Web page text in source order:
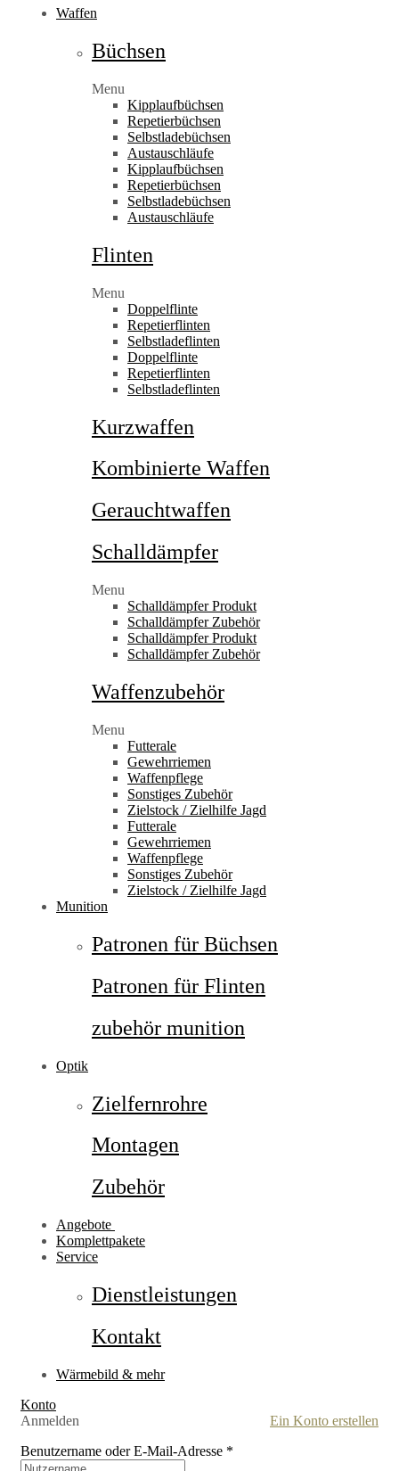
Waffen
Büchsen
Menu
Kipplaufbüchsen
Repetierbüchsen
Selbstladebüchsen
Austauschläufe
Kipplaufbüchsen
Repetierbüchsen
Selbstladebüchsen
Austauschläufe
Flinten
Menu
Doppelflinte
Repetierflinten
Selbstladeflinten
Doppelflinte
Repetierflinten
Selbstladeflinten
Kurzwaffen
Kombinierte Waffen
Gerauchtwaffen
Schalldämpfer
Menu
Schalldämpfer Produkt
Schalldämpfer Zubehör
Schalldämpfer Produkt
Schalldämpfer Zubehör
Waffenzubehör
Menu
Futterale
Gewehrriemen
Waffenpflege
Sonstiges Zubehör
Zielstock / Zielhilfe Jagd
Futterale
Gewehrriemen
Waffenpflege
Sonstiges Zubehör
Zielstock / Zielhilfe Jagd
Munition
Patronen für Büchsen
Patronen für Flinten
zubehör munition
Optik
Zielfernrohre
Montagen
Zubehör
Angebote
Komplettpakete
Service
Dienstleistungen
Kontakt
Wärmebild & mehr
Konto
Anmelden
Ein Konto erstellen
Benutzername oder E-Mail-Adresse *